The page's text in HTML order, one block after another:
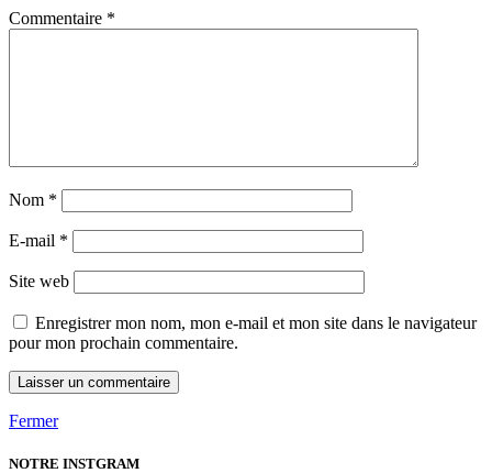
Commentaire *
Nom *
E-mail *
Site web
Enregistrer mon nom, mon e-mail et mon site dans le navigateur
pour mon prochain commentaire.
Fermer
NOTRE INSTGRAM